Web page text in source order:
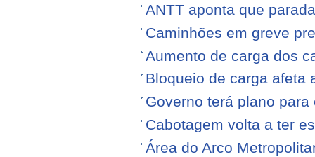
ANTT aponta que
Caminhões em greve
Aumento de carga dos
Bloqueio de carga afeta
Governo terá plano
Cabotagem volta a ter
Área do Arco